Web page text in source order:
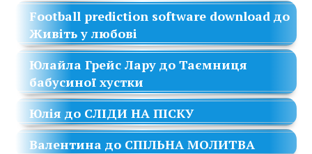
Football prediction software download до
Живіть у любові
Юлайла Грейс Лару доТаємниця
бабусиної хустки
Юлія до СЛІДИ НА ПІСКУ
Валентина до СПІЛЬНА МОЛИТВА